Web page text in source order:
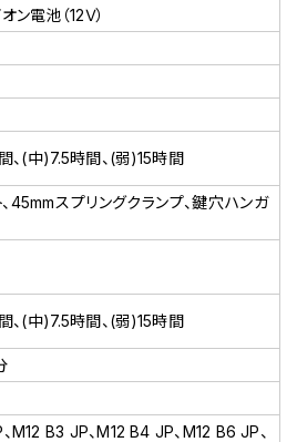
ン電池（12Ｖ）
、(中)7.5時間、(弱)15時間
45mmスプリングクランプ、鍵穴ハンガ
、(中)7.5時間、(弱)15時間
M12 B3 JP、M12 B4 JP、M12 B6 JP、